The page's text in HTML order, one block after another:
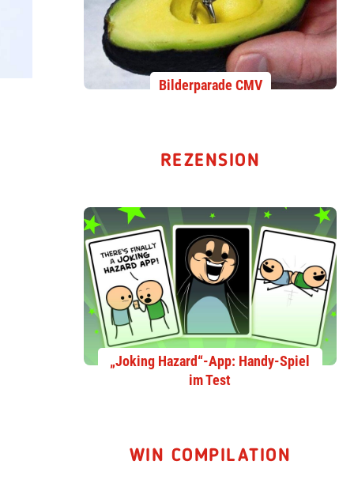
Bilderparade CMV
REZENSION
„Joking Hazard“-App: Handy-Spiel
im Test
WIN COMPILATION